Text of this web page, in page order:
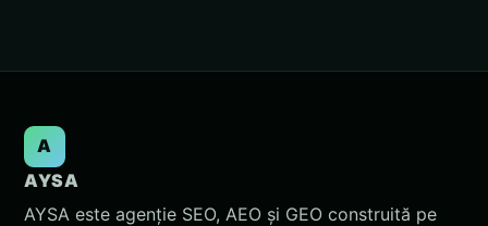
A
AYSA
AYSA este agenție SEO, AEO și GEO construită pe